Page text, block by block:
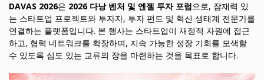
DAVAS 2026은 2026 다낭 벤처 및 엔젤 투자 포럼으로, 잠재력 있
는 스타트업 프로젝트와 투자자, 투자 펀드 및 혁신 생태계 전문가를
연결하는 플랫폼입니다. 본 행사는 스타트업이 재정적 자원에 접근
하고, 협력 네트워크를 확장하며, 지속 가능한 성장 기회를 모색할
수 있도록 심도 있는 교류의 장을 마련하는 것을 목표로 합니다.